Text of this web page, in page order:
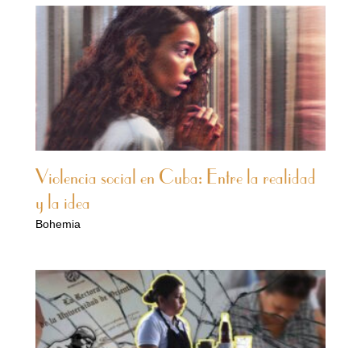
Violencia social en Cuba: Entre la realidad
y la idea
Bohemia